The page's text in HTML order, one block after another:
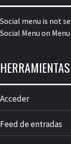
Social menu is not
Social Menu on
HERRAMIENTAS
Acceder
Feed de entradas